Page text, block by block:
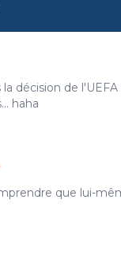
décision de
haha
que lui-